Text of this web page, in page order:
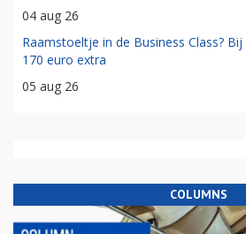
04 aug 26
Raamstoeltje in de Business Class?
170 euro extra
05 aug 26
COLUMNS